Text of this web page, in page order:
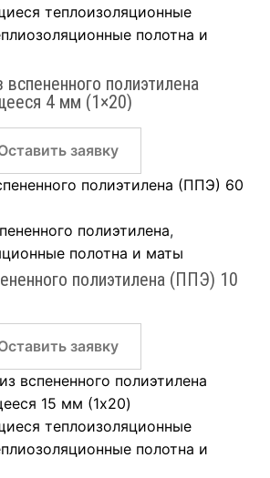
теплоизоляционные
полотна и
полиэтилена
4 мм (1×20)
заявку
полиэтилена,
полотна и маты
полиэтилена (ППЭ) 10
заявку
теплоизоляционные
полотна и